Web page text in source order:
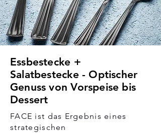
Essbestecke +
Salatbestecke - Optischer
Genuss von Vorspeise bis
Dessert
FACE ist das Ergebnis eines
strategischen